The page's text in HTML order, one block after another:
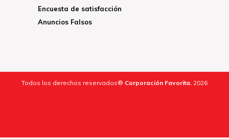
Encuesta de satisfacción
Anuncios Falsos
Todos los derechos reservados® Corporación Favorita. 2026